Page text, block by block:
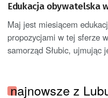
Edukacja obywatelska
Maj jest miesiącem
propozycjami w tej sferze
samorząd Słubic, ujmując
najnowsze z